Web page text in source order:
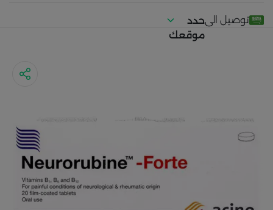
توصيل الىحدد
موقعك